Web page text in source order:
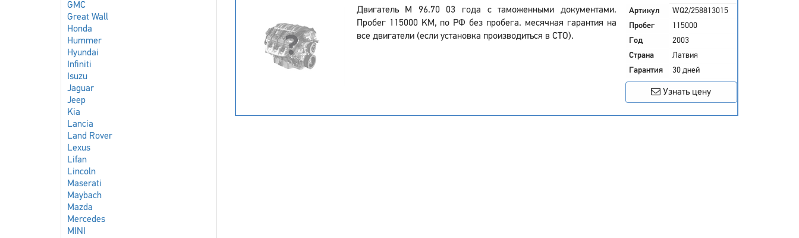
GMC
Great Wall
Honda
Hummer
Hyundai
Infiniti
Isuzu
Jaguar
Jeep
Kia
Lancia
Land Rover
Lexus
Lifan
Lincoln
Maserati
Maybach
Mazda
Mercedes
MINI
Двигатель M 96.70 03 года с таможенными документами.
Пробег 115000 KM, по РФ без пробега. месячная гарантия на
все двигатели (если установка производиться в СТО).
Артикул
WQ2/258813015
Пробег
115000
Год
2003
Страна
Латвия
Гарантия
30 дней
Узнать цену